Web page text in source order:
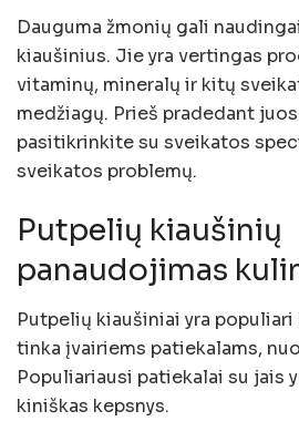
Dauguma žmonių gali
kiaušinius. Jie yra vertingas
vitaminų, mineralų ir kitų
medžiagų. Prieš pradedant
pasitikrinkite su sveikatos
sveikatos problemų.
Putpelių kiaušinių
panaudojimas
Putpelių kiaušiniai yra
tinka įvairiems patiekalams,
Populiariausi patiekalai su jais
kiniškas kepsnys.